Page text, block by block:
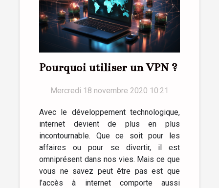
Pourquoi utiliser un VPN ?
Mercredi 18 novembre 2020 10:21
Avec le développement technologique,
internet devient de plus en plus
incontournable. Que ce soit pour les
affaires ou pour se divertir, il est
omniprésent dans nos vies. Mais ce que
vous ne savez peut être pas est que
l’accès à internet comporte aussi